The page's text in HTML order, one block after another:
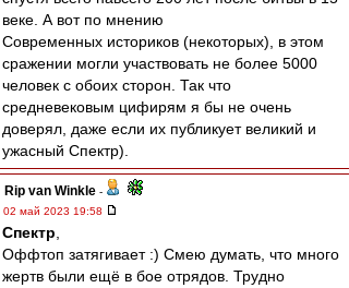
веке. А вот по мнению
Современных историков (некоторых), в этом
сражении могли участвовать не более 5000
человек с обоих сторон. Так что
средневековым цифирям я бы не очень
доверял, даже если их публикует великий и
ужасный Спектр).
Rip van Winkle -
02 май 2023 19:58
Спектр
Оффтоп затягивает :) Смею думать, что много
жертв были ещё в бое отрядов. Трудно